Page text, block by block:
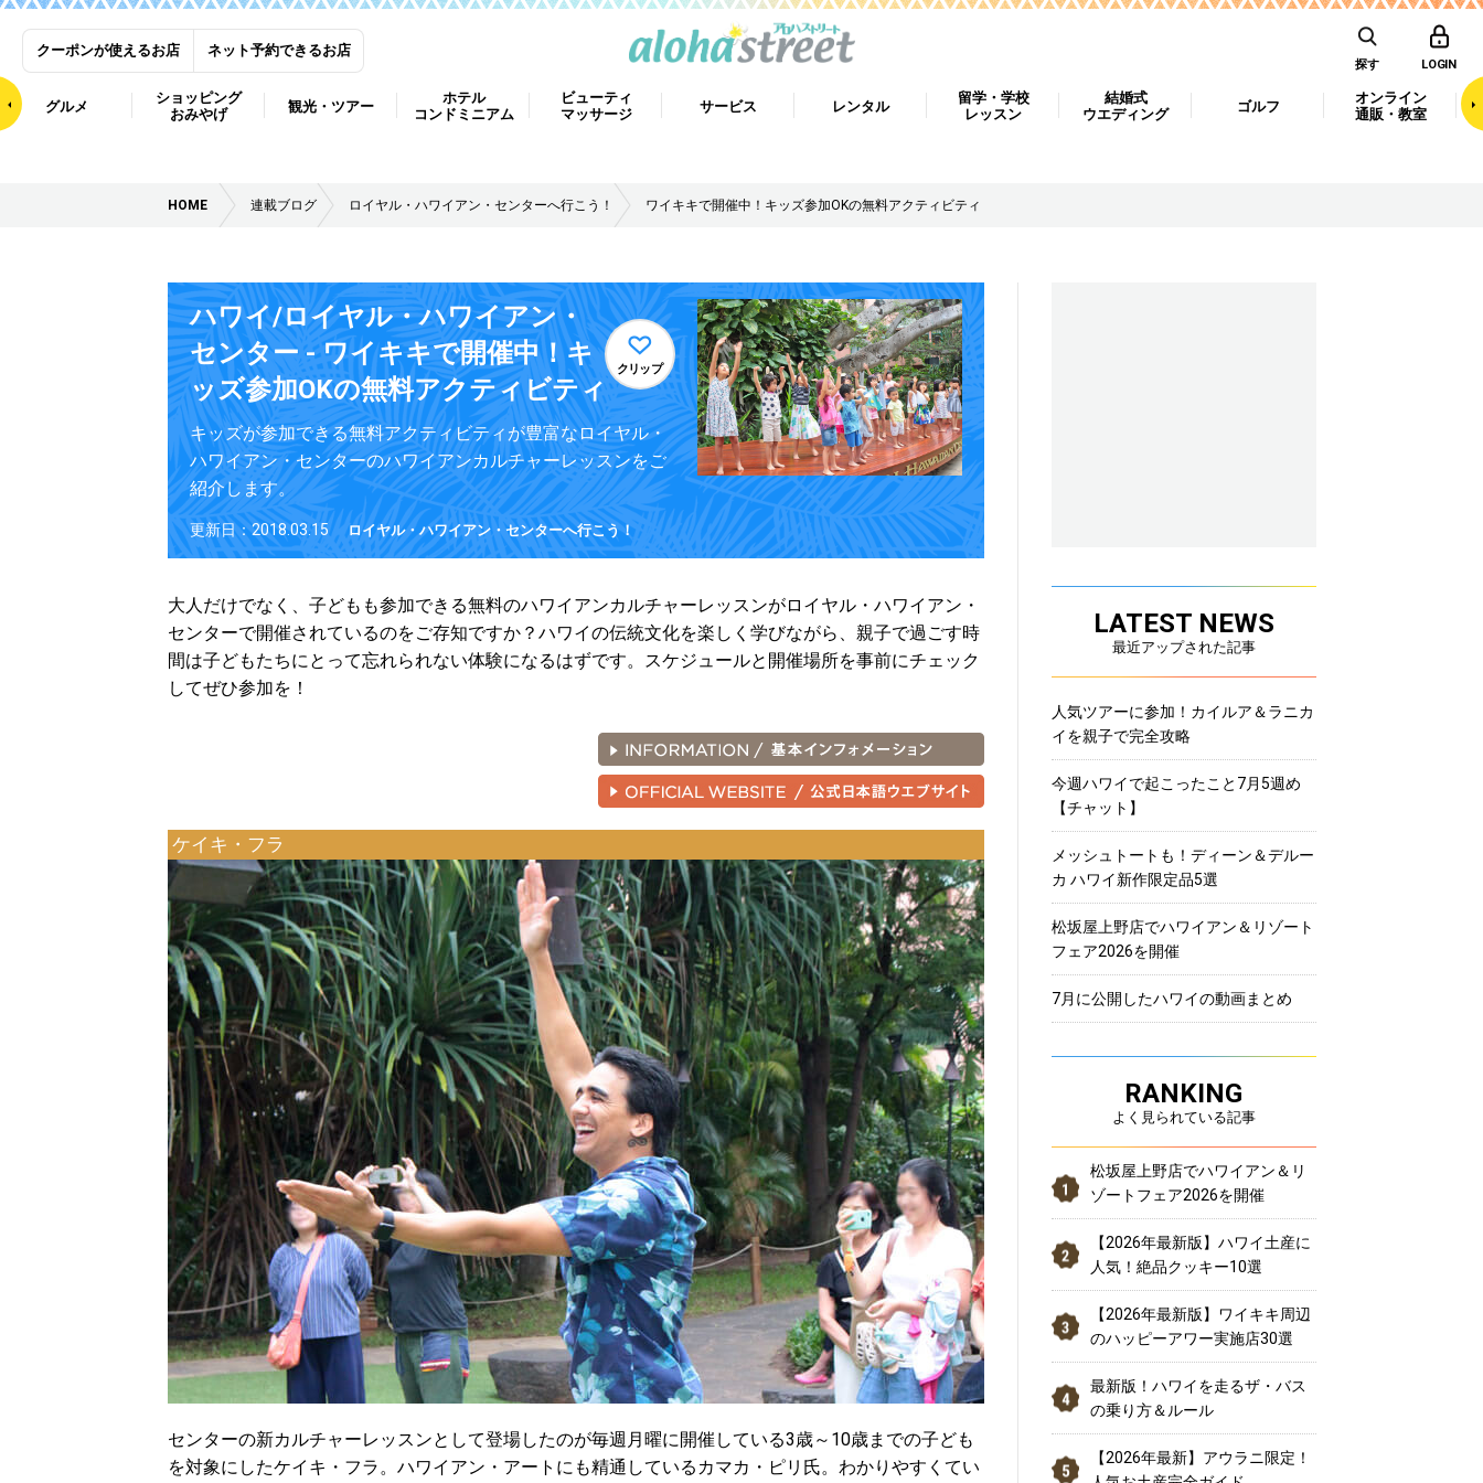
クーポンが使えるお店 ネット予約できるお店
探す LOGIN
グルメ
ショッピング
おみやげ
観光・ツアー
ホテル
コンドミニアム
ビューティ
マッサージ
サービス レンタル
留学・学校
レッスン
結婚式
ウエディング
ゴルフ
オンライン
通販・教室
HOME 連載ブログ ロイヤル・ハワイアン・センターへ行こう！ ワイキキで開催中！キッズ参加OKの無料アクティビティ
ハワイ/ロイヤル・ハワイアン・
センター - ワイキキで開催中！キ
ッズ参加OKの無料アクティビティ
クリップ
キッズが参加できる無料アクティビティが豊富なロイヤル・
ハワイアン・センターのハワイアンカルチャーレッスンをご
紹介します。
更新日：2018.03.15 ロイヤル・ハワイアン・センターへ行こう！
大人だけでなく、子どもも参加できる無料のハワイアンカルチャーレッスンがロイヤル・ハワイアン・
センターで開催されているのをご存知ですか？ハワイの伝統文化を楽しく学びながら、親子で過ごす時
間は子どもたちにとって忘れられない体験になるはずです。スケジュールと開催場所を事前にチェック
してぜひ参加を！
ケイキ・フラ
センターの新カルチャーレッスンとして登場したのが毎週月曜に開催している3歳～10歳までの子ども
を対象にしたケイキ・フラ。ハワイアン・アートにも精通しているカマカ・ピリ氏。わかりやすくてい
LATEST NEWS
最近アップされた記事
人気ツアーに参加！カイルア＆ラニカ
イを親子で完全攻略
今週ハワイで起こったこと7月5週め
【チャット】
メッシュトートも！ディーン＆デルー
カ ハワイ新作限定品5選
松坂屋上野店でハワイアン＆リゾート
フェア2026を開催
7月に公開したハワイの動画まとめ
RANKING
よく見られている記事
松坂屋上野店でハワイアン＆リ
ゾートフェア2026を開催
【2026年最新版】ハワイ土産に
人気！絶品クッキー10選
【2026年最新版】ワイキキ周辺
のハッピーアワー実施店30選
最新版！ハワイを走るザ・バス
の乗り方＆ルール
【2026年最新】アウラニ限定！